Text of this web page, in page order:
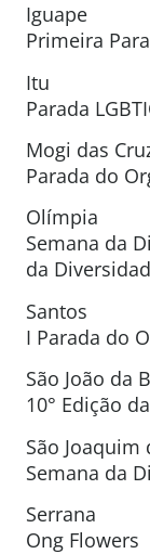
Iguape
Primeira
Itu
Parada
Mogi das
Parada do
Olímpia
Semana da
da
Santos
I Parada do
São João da
10° Edição
São Joaquim
Semana da
Serrana
Ong Flowers